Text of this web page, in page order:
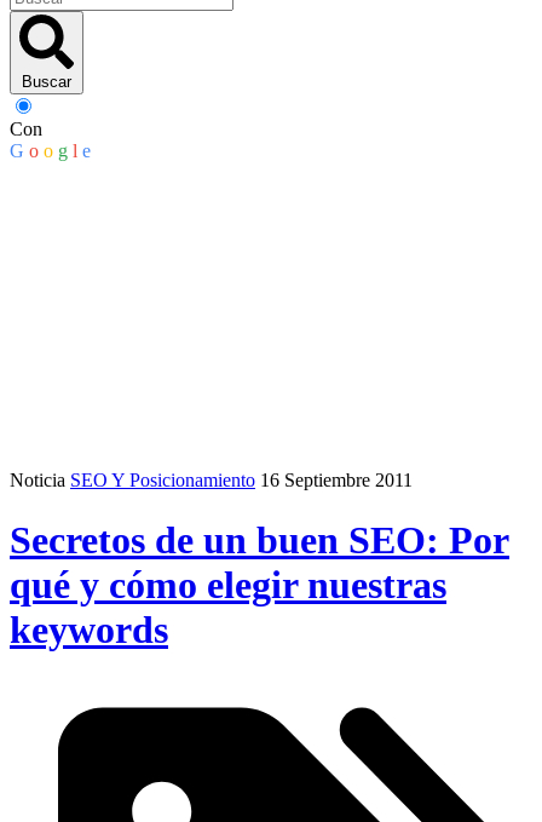
Buscar
Con
G o o g l e
Noticia SEO Y Posicionamiento 16 Septiembre 2011
Secretos de un buen SEO: Por
qué y cómo elegir nuestras
keywords